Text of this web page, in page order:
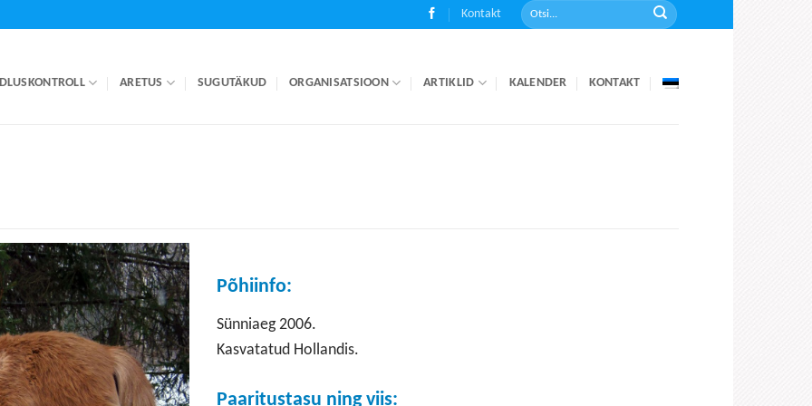
Kontakt
ARETUS SUGUTÄKUD ORGANISATSIOON ARTIKLID KALENDER KONTAKT
Põhiinfo:
Sünniaeg 2006.
Kasvatatud Hollandis.
Paaritustasu ning viis: